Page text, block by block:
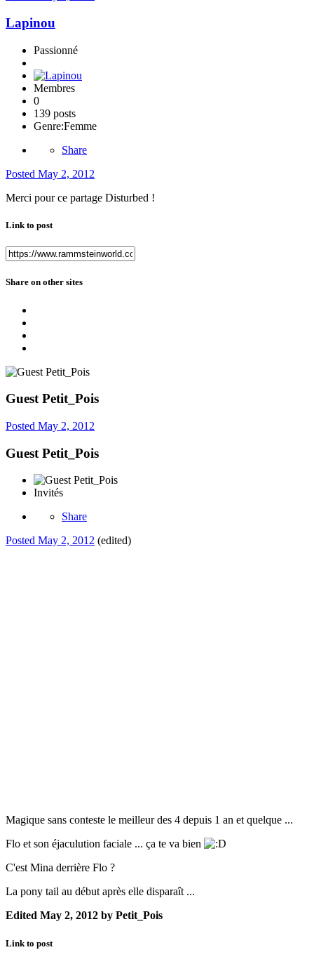
Lapinou
Passionné
Membres
0
139 posts
Genre:Femme
Share
Posted May 2, 2012
Merci pour ce partage Disturbed !
Link to post
Share on other sites
Guest Petit_Pois
Posted May 2, 2012
Guest Petit_Pois
Invités
Share
Posted May 2, 2012 (edited)
Magique sans conteste le meilleur des 4 depuis 1 an et quelque ...
Flo et son éjaculution faciale ... ça te va bien
C'est Mina derrière Flo ?
La pony tail au début après elle disparaît ...
Edited May 2, 2012 by Petit_Pois
Link to post